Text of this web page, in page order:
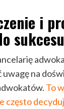
i
sukcesu
na
To
często